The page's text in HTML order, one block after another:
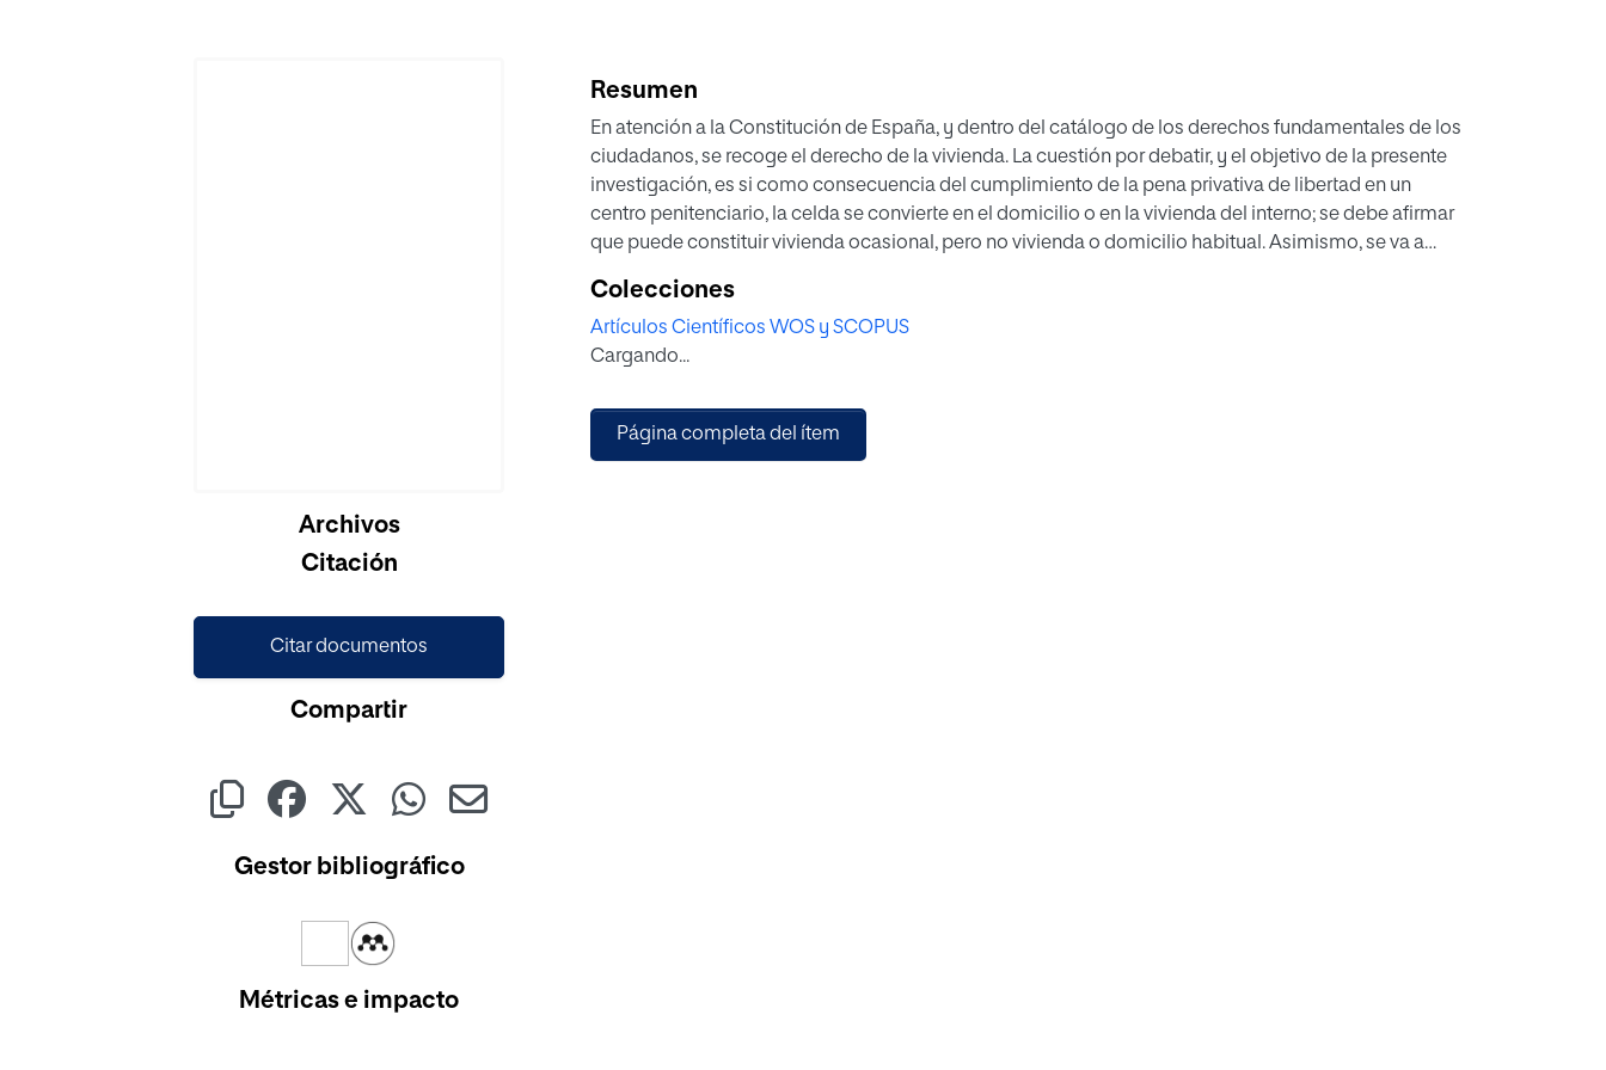
Archivos
Citación
Citar documentos
Compartir
Gestor bibliográfico
Métricas e impacto
Resumen
En atención a la Constitución de España, y dentro del catálogo de los derechos fundamentales de los
ciudadanos, se recoge el derecho de la vivienda. La cuestión por debatir, y el objetivo de la presente
investigación, es si como consecuencia del cumplimiento de la pena privativa de libertad en un
centro penitenciario, la celda se convierte en el domicilio o en la vivienda del interno; se debe afirmar
que puede constituir vivienda ocasional, pero no vivienda o domicilio habitual. Asimismo, se va a
asientan el hogar y la vida (en familia), no así en la celda. Se va a entender que la vivienda es aquel
espacio donde se desarrollan todos los fines familiares, y el resultado de la investigación es que la
celda no contribuye a tal fin; por tanto, ni es vivienda ni es domicilio, al ser, exclusivamente, el lugar del
perspectiva histórica en cuanto a normativa, además de descriptiva y analítica, respecto a la
legislación penitenciaria española.
Colecciones
Artículos Científicos WOS y SCOPUS
Cargando...
Página completa del ítem